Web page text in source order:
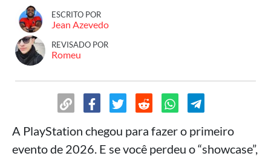
ESCRITO POR
Jean Azevedo
REVISADO POR
Romeu
A PlayStation chegou para fazer o primeiro
evento de 2026. E se você perdeu o “showcase”,